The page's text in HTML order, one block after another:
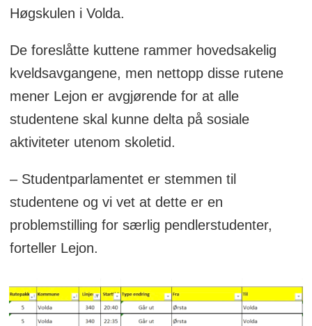
Høgskulen i Volda.
De foreslåtte kuttene rammer hovedsakelig
kveldsavgangene, men nettopp disse rutene
mener Lejon er avgjørende for at alle
studentene skal kunne delta på sosiale
aktiviteter utenom skoletid.
– Studentparlamentet er stemmen til
studentene og vi vet at dette er en
problemstilling for særlig pendlerstudenter,
forteller Lejon.